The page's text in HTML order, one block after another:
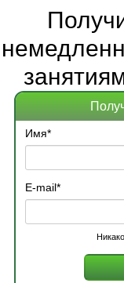
Имя*
E-mail*